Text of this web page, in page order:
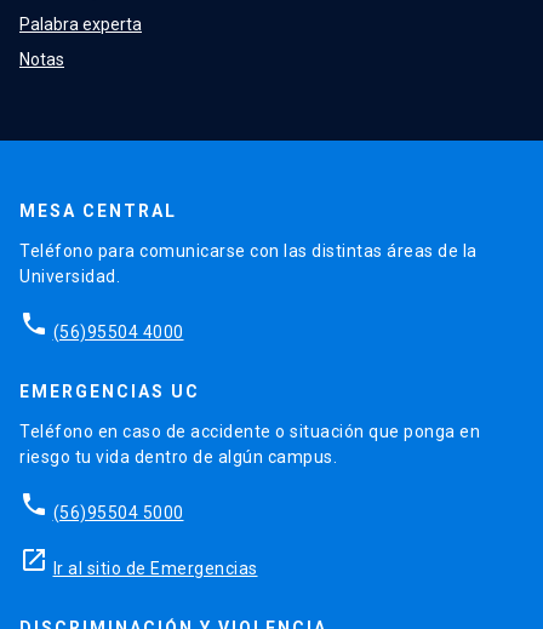
Palabra experta
Notas
MESA CENTRAL
Teléfono para comunicarse con las distintas áreas de la
Universidad.
phone (56)95504 4000
EMERGENCIAS UC
Teléfono en caso de accidente o situación que ponga en
riesgo tu vida dentro de algún campus.
phone (56)95504 5000
launch Ir al sitio de Emergencias